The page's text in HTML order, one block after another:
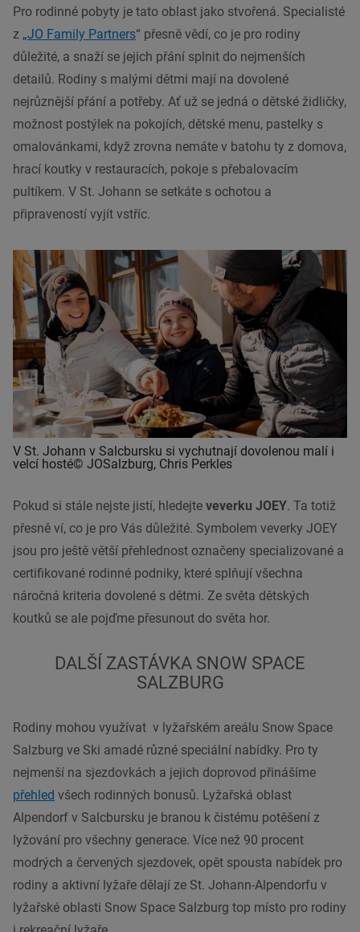
Pro rodinné pobyty je tato oblast jako stvořená. Specialisté
z „JO Family Partners“ přesně vědí, co je pro rodiny
důležité, a snaží se jejich přání splnit do nejmenších
detailů. Rodiny s malými dětmi mají na dovolené
nejrůznější přání a potřeby. Ať už se jedná o dětské židličky,
možnost postýlek na pokojích, dětské menu, pastelky s
omalovánkami, když zrovna nemáte v batohu ty z domova,
hrací koutky v restauracích, pokoje s přebalovacím
pultíkem. V St. Johann se setkáte s ochotou a
připraveností vyjít vstříc.
V St. Johann v Salcbursku si vychutnají dovolenou malí i
velcí hosté© JOSalzburg, Chris Perkles
Pokud si stále nejste jistí, hledejte veverku JOEY. Ta totiž
přesně ví, co je pro Vás důležité. Symbolem veverky JOEY
jsou pro ještě větší přehlednost označeny specializované a
certifikované rodinné podniky, které splňují všechna
náročná kriteria dovolené s dětmi. Ze světa dětských
koutků se ale pojďme přesunout do světa hor.
DALŠÍ ZASTÁVKA SNOW SPACE
SALZBURG
Rodiny mohou využívat v lyžařském areálu Snow Space
Salzburg ve Ski amadé různé speciální nabídky. Pro ty
nejmenší na sjezdovkách a jejich doprovod přinášíme
přehled všech rodinných bonusů. Lyžařská oblast
Alpendorf v Salcbursku je branou k čistému potěšení z
lyžování pro všechny generace. Více než 90 procent
modrých a červených sjezdovek, opět spousta nabídek pro
rodiny a aktivní lyžaře dělají ze St. Johann-Alpendorfu v
lyžařské oblasti Snow Space Salzburg top místo pro rodiny